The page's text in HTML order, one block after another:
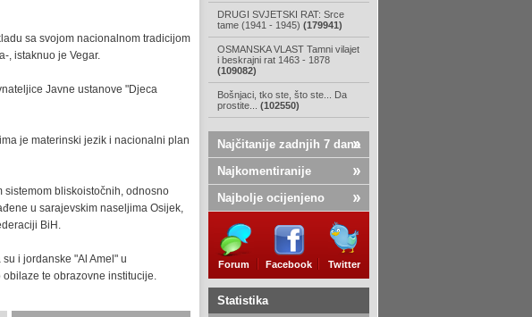
DRUGI SVJETSKI RAT: Srce
tame (1941 - 1945) (179941)
OSMANSKA VLAST Tamni vilajet
i beskrajni rat 1463 - 1878
(109082)
Bošnjaci, tko ste, što ste... Da
prostite... (102550)
Najčitanije zadnjih 7 dana
Najkomentiranije
Najbolje ocijenjeno
Forum Facebook Twitter
Statistika
sa svojom nacionalnom tradicijom
, istaknuo je Vegar.
Javne ustanove "Djeca
je materinski jezik i nacionalni plan
bliskoistočnih, odnosno
u sarajevskim naseljima Osijek,
BiH.
i jordanske "Al Amel" u
te obrazovne institucije.